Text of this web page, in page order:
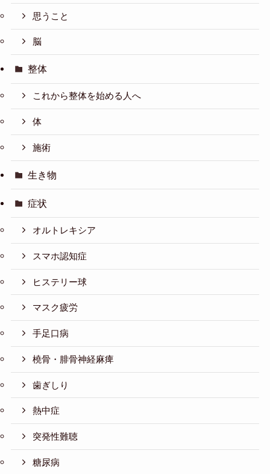
思うこと
脳
整体
これから整体を始める人へ
体
施術
生き物
症状
オルトレキシア
スマホ認知症
ヒステリー球
マスク疲労
手足口病
橈骨・腓骨神経麻痺
歯ぎしり
熱中症
突発性難聴
糖尿病